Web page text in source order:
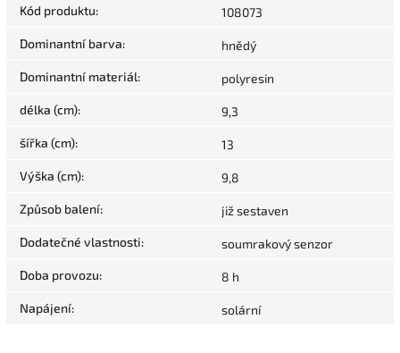
Kód produktu: 108073
Dominantní barva: hnědý
Dominantní materiál: polyresin
délka (cm): 9,3
šířka (cm): 13
Výška (cm): 9,8
Způsob balení: již sestaven
Dodatečné vlastnosti: soumrakový senzor
Doba provozu: 8 h
Napájení: solární